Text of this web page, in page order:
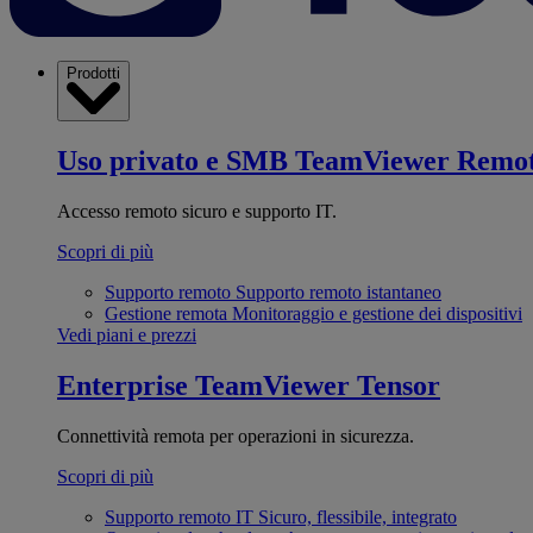
Prodotti
Uso privato e SMB TeamViewer
Accesso remoto sicuro e supporto IT.
Scopri di più
Supporto remoto Supporto remoto istantaneo
Gestione remota Monitoraggio e gestione dei dispositivi
Vedi piani e prezzi
Enterprise TeamViewer Tensor
Connettività remota per operazioni in sicurezza.
Scopri di più
Supporto remoto IT Sicuro, flessibile, integrato